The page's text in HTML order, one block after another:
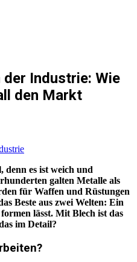
der Industrie: Wie
den Markt
denn es ist weich und
galten Metalle als
für Waffen und Rüstungen
Beste aus zwei Welten: Ein
lässt. Mit Blech ist das
im Detail?